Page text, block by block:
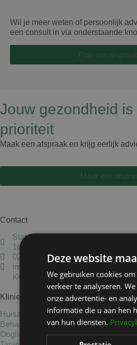
Wil je meer weten of persoonlijk
een consult in via onderstaande
Jouw gezondheid is
prioriteit
Maak een afspraak en krijg eerlijk
Contact
Staten Bolwerk, Koetshuis 1,
1e etage, 2011 MK Haarlem
023-5837405
info@kliniekhetbolwerk.nl
Kvk: 34303038
Kliniek het Bolwerk
Huisartsen en verwijzers
Behandelingen
Ooglidcorrectie
Deze website
We gebruiken cookies
verkeer te analyseren.
onze advertentie- en
informatie die u aan hen
van hun diensten.